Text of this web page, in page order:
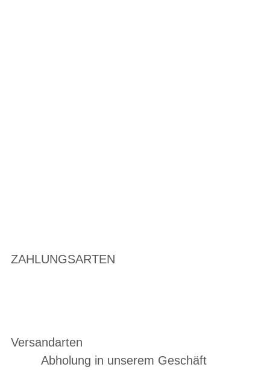
ZAHLUNGSARTEN
Versandarten
Abholung in unserem Geschäft